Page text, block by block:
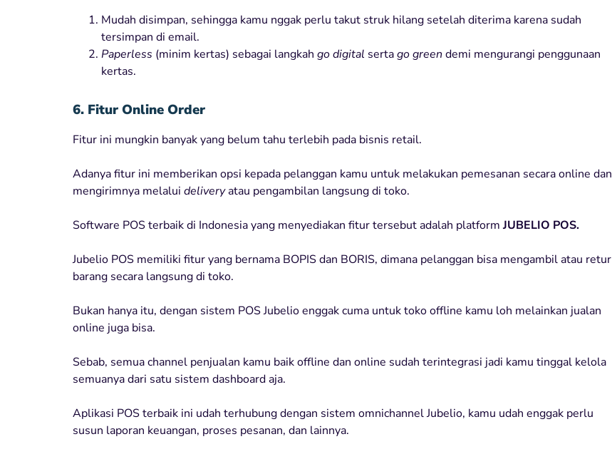
Mudah disimpan, sehingga kamu nggak perlu takut struk hilang setelah diterima karena sudah
tersimpan di email.
Paperless (minim kertas) sebagai langkah go digital sertago green demi mengurangi penggunaan
kertas.
6. Fitur Online Order
Fitur ini mungkin banyak yang belum tahu terlebih pada bisnis retail.
Adanya fitur ini memberikan opsi kepada pelanggan kamu untuk melakukan pemesanan secara online dan
mengirimnya melalui deliveryatau pengambilan langsung di toko.
Software POS terbaik di Indonesia yang menyediakan fitur tersebut adalah platform JUBELIO POS.
Jubelio POS memiliki fitur yang bernama BOPIS dan BORIS, dimana pelanggan bisa mengambil atau retur
barang secara langsung di toko.
Bukan hanya itu, dengan sistem POS Jubelio enggak cuma untuk toko offline kamu loh melainkan jualan
online juga bisa.
Sebab, semua channel penjualan kamu baik offline dan online sudah terintegrasi jadi kamu tinggal kelola
semuanya dari satu sistem dashboard aja.
Aplikasi POS terbaik ini udah terhubung dengan sistem omnichannel Jubelio, kamu udah enggak perlu
susun laporan keuangan, proses pesanan, dan lainnya.